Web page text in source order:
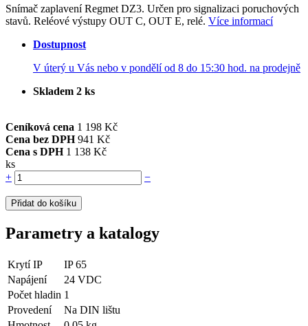
Snímač zaplavení Regmet DZ3. Určen pro signalizaci poruchových
stavů. Reléové výstupy OUT C, OUT E, relé. Více informací
Dostupnost
V úterý u Vás nebo v pondělí od 8 do 15:30 hod. na prodejně
Skladem 2 ks
Ceníková cena 1 198 Kč
Cena bez DPH 941 Kč
Cena s DPH 1 138 Kč
ks
+
−
Přidat do košíku
Parametry a katalogy
Krytí IP
IP 65
Napájení
24 VDC
Počet hladin 1
Provedení
Na DIN lištu